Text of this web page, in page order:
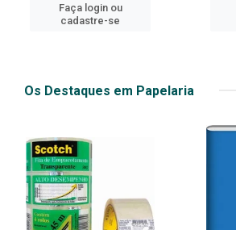
Faça login ou
cadastre-se
Os Destaques em Papelaria